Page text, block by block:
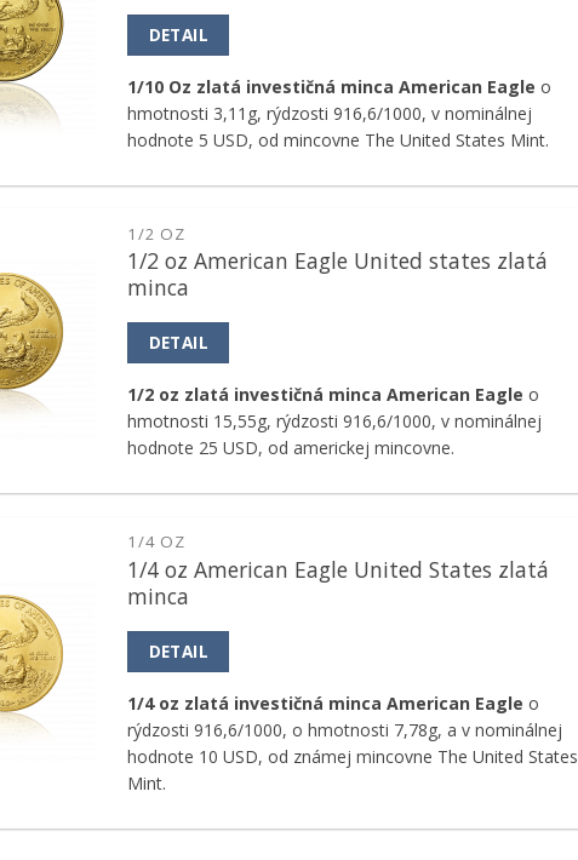
DETAIL
1/10 Oz zlatá investičná minca American Eagle o
hmotnosti 3,11g, rýdzosti 916,6/1000, v nominálnej
hodnote 5 USD, od mincovne The United States Mint.
Pridať k
obľúbeným
1/2 OZ
1/2 oz American Eagle United states zlatá
minca
DETAIL
1/2 oz zlatá investičná minca American Eagle o
hmotnosti 15,55g, rýdzosti 916,6/1000, v nominálnej
hodnote 25 USD, od americkej mincovne.
obľúbeným
1/4 OZ
1/4 oz American Eagle United States zlatá
minca
DETAIL
1/4 oz zlatá investičná minca American Eagle o
rýdzosti 916,6/1000, o hmotnosti 7,78g, a v nominálnej
hodnote 10 USD, od známej mincovne The United States
Mint.